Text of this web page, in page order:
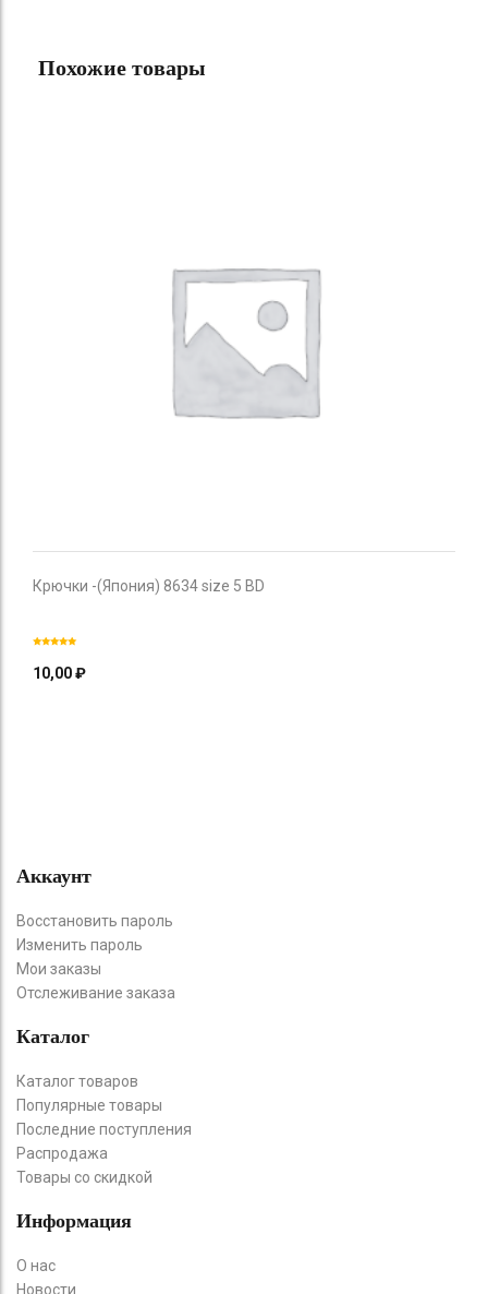
Похожие товары
Крючки -(Япония) 8634 size 5 BD
10,00₽
Аккаунт
Восстановить пароль
Изменить пароль
Мои заказы
Отслеживание заказа
Каталог
Каталог товаров
Популярные товары
Последние поступления
Распродажа
Товары со скидкой
Информация
О нас
Новости